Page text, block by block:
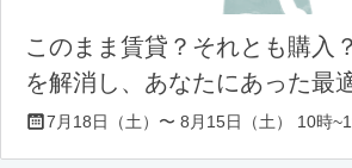
このまま賃貸？それとも購入
を解消し、あなたにあった最
7月18日（土）〜 8月15日（土） 10時